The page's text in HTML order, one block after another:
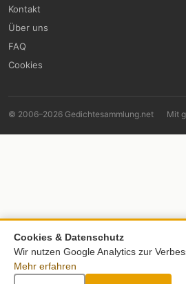
Kontakt
Über uns
FAQ
Cookies
© 2006–2026 Gedichtesammlung.net Mit
Cookies & Datenschutz
Wir nutzen Google Analytics zur
Mehr erfahren